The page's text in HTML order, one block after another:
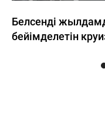
Белсенді
бейімделетін